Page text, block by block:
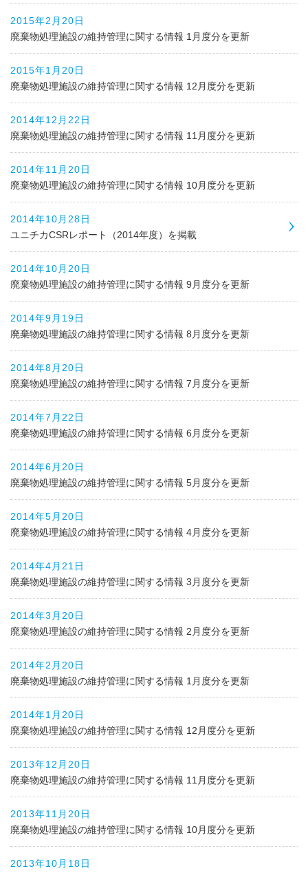
2015年2月20日
廃棄物処理施設の維持管理に関する情報 1月度分を更新
2015年1月20日
廃棄物処理施設の維持管理に関する情報 12月度分を更新
2014年12月22日
廃棄物処理施設の維持管理に関する情報 11月度分を更新
2014年11月20日
廃棄物処理施設の維持管理に関する情報 10月度分を更新
2014年10月28日
ユニチカCSRレポート（2014年度）を掲載
2014年10月20日
廃棄物処理施設の維持管理に関する情報 9月度分を更新
2014年9月19日
廃棄物処理施設の維持管理に関する情報 8月度分を更新
2014年8月20日
廃棄物処理施設の維持管理に関する情報 7月度分を更新
2014年7月22日
廃棄物処理施設の維持管理に関する情報 6月度分を更新
2014年6月20日
廃棄物処理施設の維持管理に関する情報 5月度分を更新
2014年5月20日
廃棄物処理施設の維持管理に関する情報 4月度分を更新
2014年4月21日
廃棄物処理施設の維持管理に関する情報 3月度分を更新
2014年3月20日
廃棄物処理施設の維持管理に関する情報 2月度分を更新
2014年2月20日
廃棄物処理施設の維持管理に関する情報 1月度分を更新
2014年1月20日
廃棄物処理施設の維持管理に関する情報 12月度分を更新
2013年12月20日
廃棄物処理施設の維持管理に関する情報 11月度分を更新
2013年11月20日
廃棄物処理施設の維持管理に関する情報 10月度分を更新
2013年10月18日